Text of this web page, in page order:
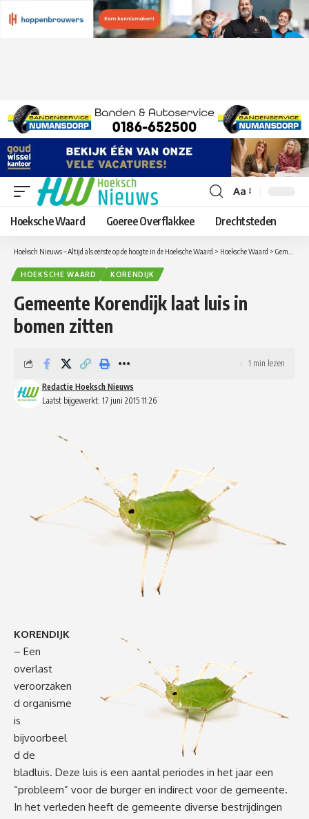
Lettergrootte
aanpassen
Aa
Hoeksche Waard Goeree Overflakkee Drechtsteden
Hoeksch Nieuws – Altijd als eerste op de hoogte in de Hoeksche Waard > Hoeksche Waard > Gemeente Korendijk laat luis in bomen zitten
HOEKSCHE WAARD KORENDIJK
Gemeente Korendijk laat luis in
bomen zitten
Laatst bijgewerkt: 17 juni 2015 11:26
Redactie Hoeksch Nieuws
1 min lezen
KORENDIJK
– Een
overlast
veroorzaken
d organisme
is
bijvoorbeel
d de
bladluis. Deze luis is een aantal periodes in het jaar een
“probleem” voor de burger en indirect voor de gemeente.
In het verleden heeft de gemeente diverse bestrijdingen